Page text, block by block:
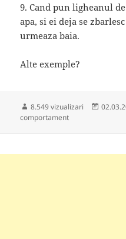
9. Cand pun ligheanul
apa, si ei deja se
urmeaza baia.
Alte exemple?
8.549 vizualizari
comportament